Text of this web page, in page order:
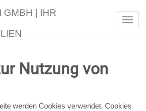
Nutzung von
werden Cookies verwendet. Cookies